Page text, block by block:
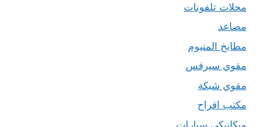
محلات تلفونات
مصاعد
مطابخ المنيوم
مقوي سيرفس
مقوي شبكة
مكتب افراح
ميكانيكي سيارات